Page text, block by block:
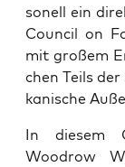
so­nell ein
Coun­cil on
mit gro­ßem
chen Teils
ka­ni­sche
In die­sem
Wood­row